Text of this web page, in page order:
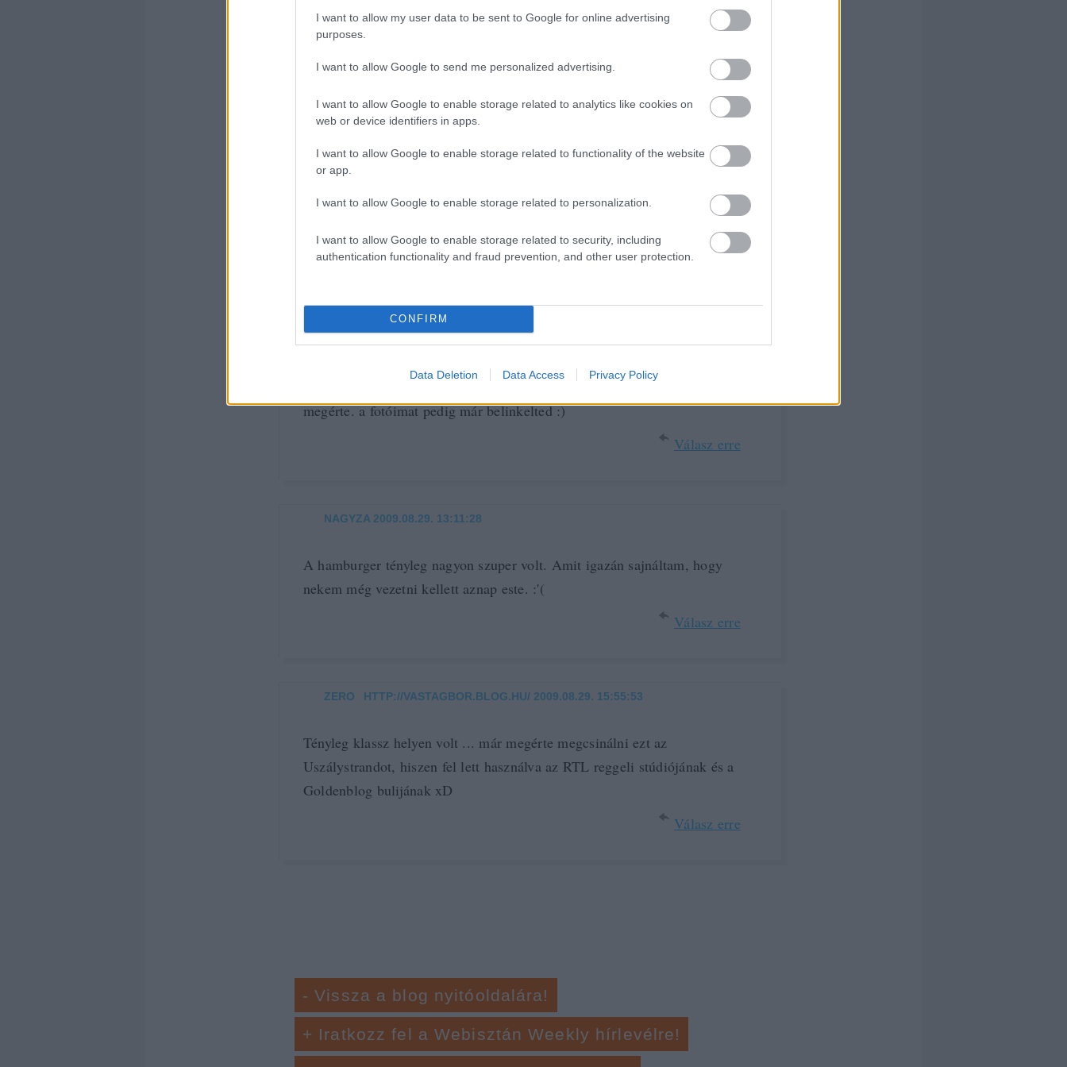
I want to allow my user data to be sent to Google for online advertising
purposes.
I want to allow Google to send me personalized advertising.
I want to allow Google to enable storage related to analytics like cookies on
web or device identifiers in apps.
I want to allow Google to enable storage related to functionality of the website
or app.
I want to allow Google to enable storage related to personalization.
I want to allow Google to enable storage related to security, including
authentication functionality and fraud prevention, and other user protection.
CONFIRM
Data Deletion Data Access Privacy Policy
Címkék: blogok bloggerek goldenblog
komment 2009.08.28. 18:01. írta:hírbehozó
Kommentek:
Mocsok finom volt a hamburger! :)
Válasz erre
: csatlakozom, végül a legeslegutolsót ettem meg, de
megérte. a fotóimat pedig már belinkelted :)
Válasz erre
NAGYZA 2009.08.29. 13:11:28
A hamburger tényleg nagyon szuper volt. Amit igazán sajnáltam, hogy
nekem még vezetni kellett aznap este. :'(
Válasz erre
ZERO HTTP://VASTAGBOR.BLOG.HU/ 2009.08.29. 15:55:53
Tényleg klassz helyen volt ... már megérte megcsinálni ezt az
Uszálystrandot, hiszen fel lett használva az RTL reggeli stúdiójának és a
Goldenblog bulijának xD
Válasz erre
- Vissza a blog nyitóoldalára!
+ Iratkozz fel a Webisztán Weekly hírlevélre!